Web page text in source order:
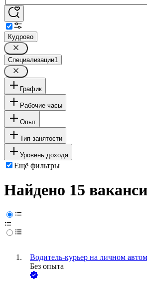
Кудрово
Специализации1
График
Рабочие часы
Опыт
Тип занятости
Уровень дохода
Ещё фильтры
Найдено 15
Водитель-курьер на личном
Без опыта